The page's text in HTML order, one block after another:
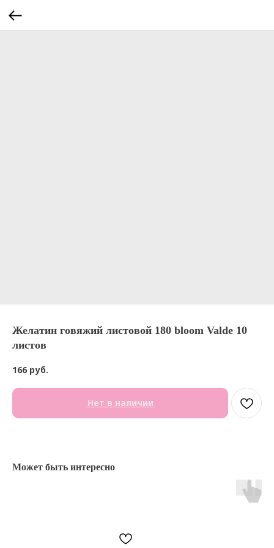
Желатин говяжий листовой 180 bloom Valde 10
листов
166 руб.
Нет в наличии
Может быть интересно